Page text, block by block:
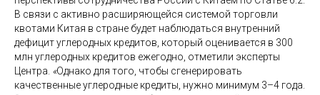
В связи с активно расширяющейся системой торговли
квотами Китая в стране будет наблюдаться внутренний
дефицит углеродных кредитов, который оценивается в 300
млн углеродных кредитов ежегодно, отметили эксперты
Центра. «Однако для того, чтобы сгенерировать
качественные углеродные кредиты, нужно минимум 3–4 года.